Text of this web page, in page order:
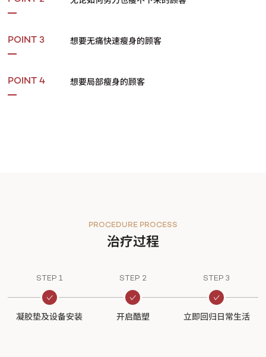
POINT 3 想要无痛快速瘦身的顾客
POINT 4 想要局部瘦身的顾客
治疗过程
PROCEDURE PROCESS
STEP 1
凝胶垫及设备安装
STEP 2
开启酷塑
STEP 3
立即回归日常生活